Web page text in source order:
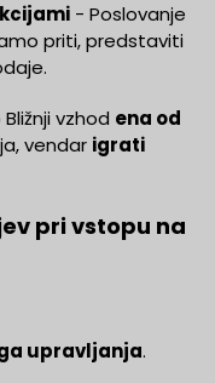
- Poslovanje
priti, predstaviti
vzhod ena od
vendar igrati
pri vstopu na
upravljanja.